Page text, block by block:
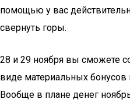
помощью у вас
свернуть горы.
28 и 29 ноября вы сможете
виде материальных
Вообще в плане денег